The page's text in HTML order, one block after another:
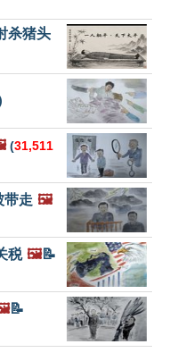
杀猪头
(31,511
带走 🖼️
税 🖼️📝
📝